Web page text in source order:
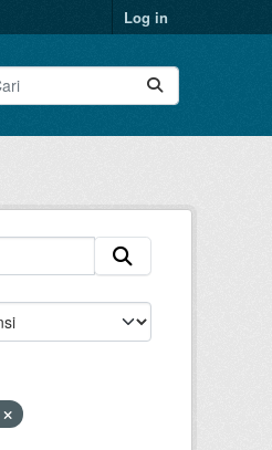
Log in